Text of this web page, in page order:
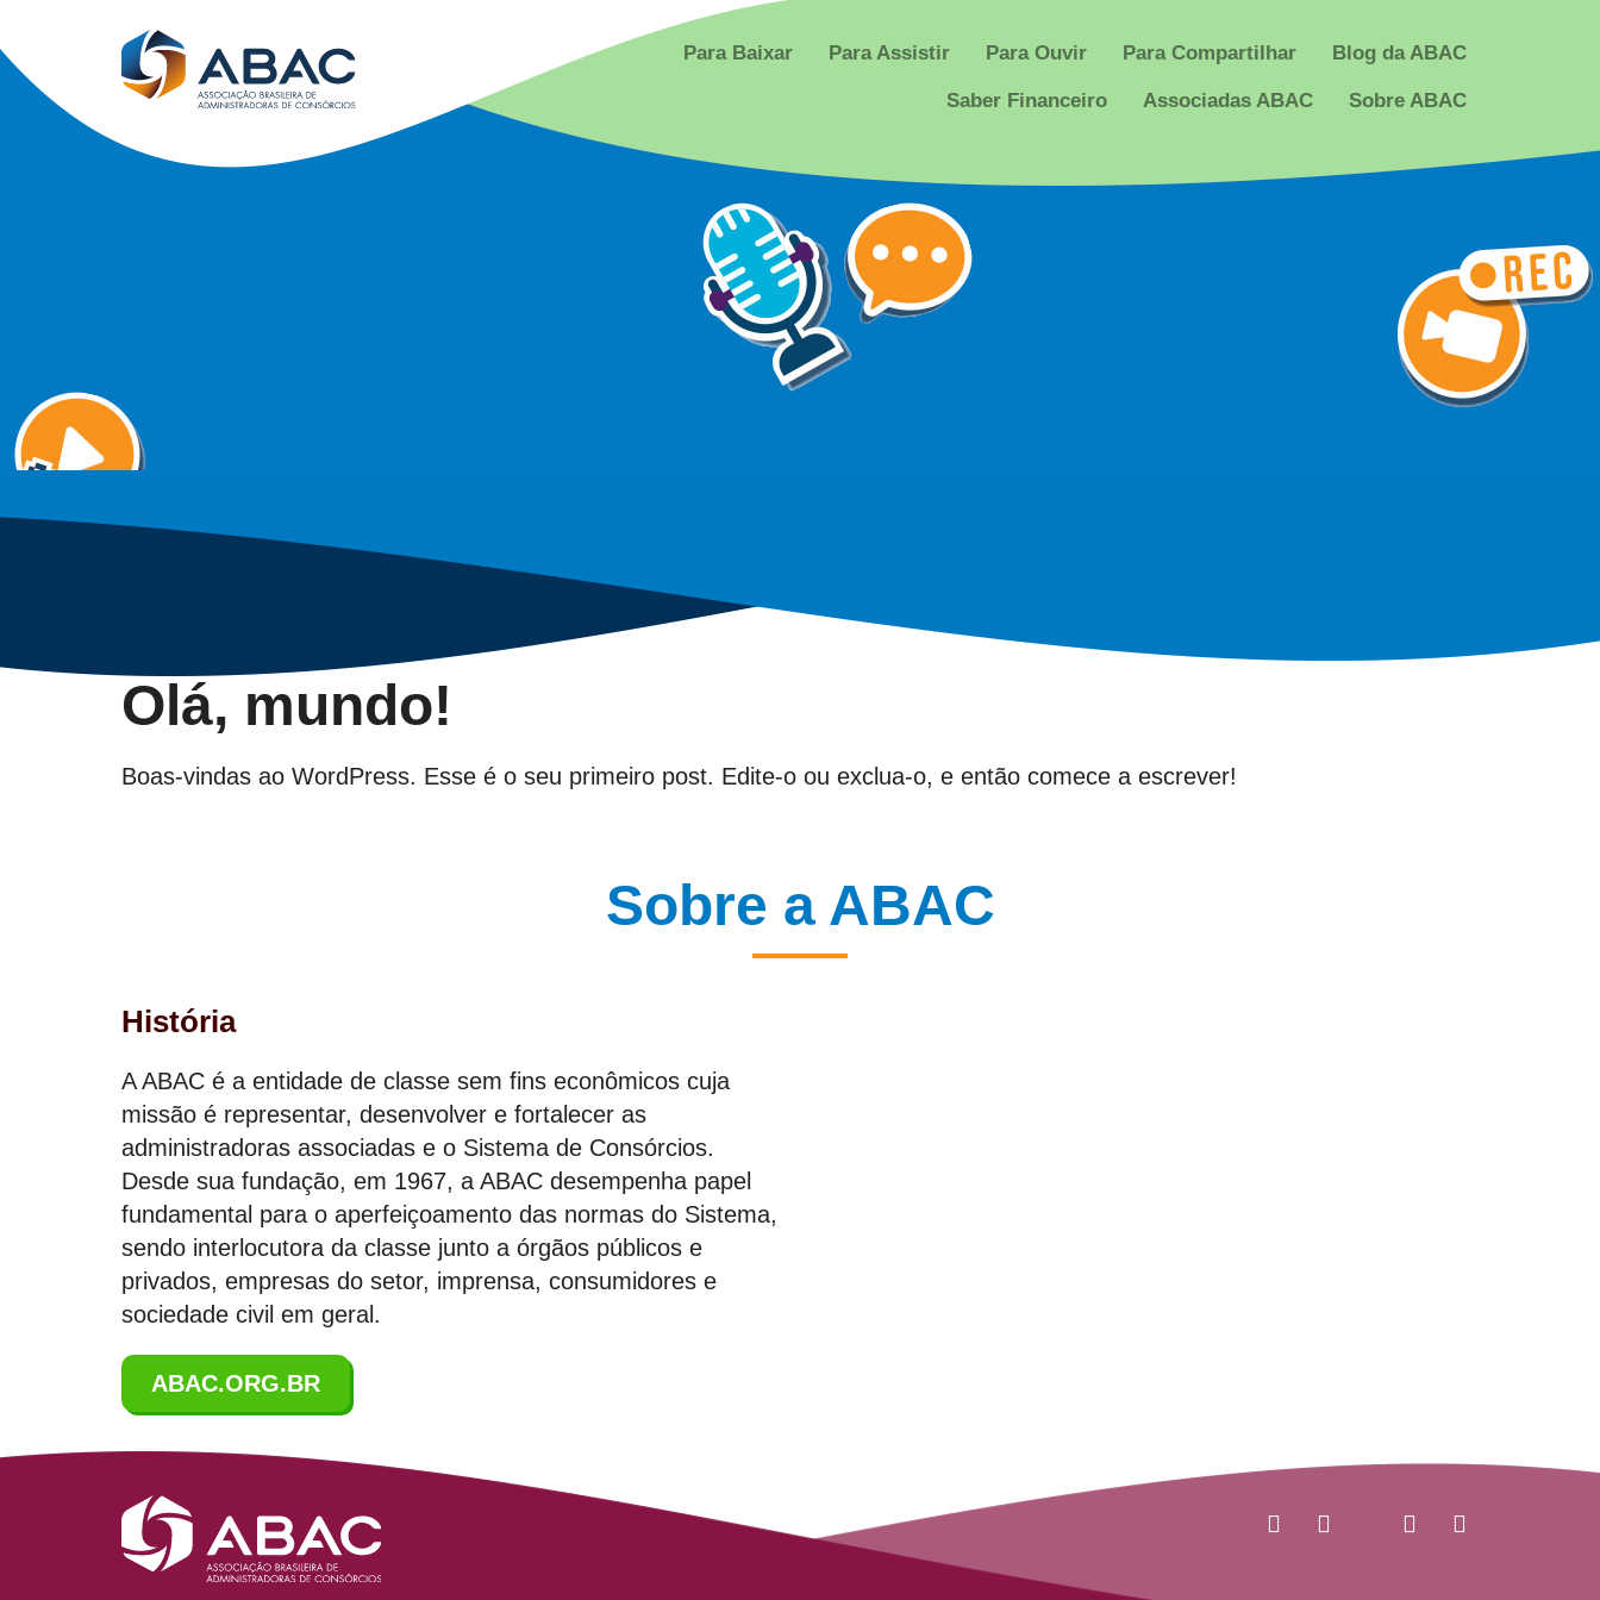
Blog da ABAC
Para Compartilhar
Para Ouvir
Para Assistir
Para Baixar
Sobre ABAC
Associadas ABAC
Saber Financeiro
Olá, mundo!
Boas-vindas ao WordPress. Esse é o seu primeiro post. Edite-o ou exclua-o, e então comece a escrever!
Sobre a ABAC
História
A ABAC é a entidade de classe sem fins econômicos cuja
missão é representar, desenvolver e fortalecer as
administradoras associadas e o Sistema de Consórcios.
Desde sua fundação, em 1967, a ABAC desempenha papel
fundamental para o aperfeiçoamento das normas do Sistema,
sendo interlocutora da classe junto a órgãos públicos e
privados, empresas do setor, imprensa, consumidores e
sociedade civil em geral.
ABAC.ORG.BR